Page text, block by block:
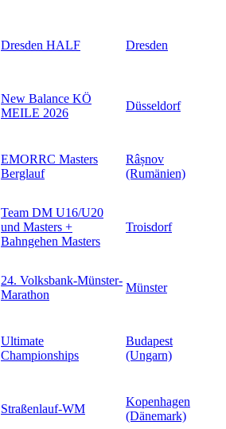
Dresden HALF Dresden
New Balance KÖ
MEILE 2026
Düsseldorf
EMORRC Masters
Berglauf
Râșnov
(Rumänien)
Team DM U16/U20
und Masters +
Bahngehen Masters
Troisdorf
24. Volksbank-Münster-
Marathon
Münster
Ultimate
Championships
Budapest
(Ungarn)
Straßenlauf-WM
Kopenhagen
(Dänemark)